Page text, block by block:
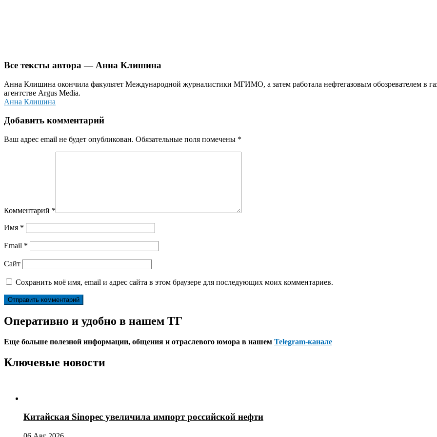
Все тексты автора — Анна Клишина
Анна Клишина окончила факультет Международной журналистики МГИМО, а затем работала нефтегазовым обозревателем в
агентстве Argus Media.
Анна Клишина
Добавить комментарий
Ваш адрес email не будет опубликован. Обязательные поля помечены *
Комментарий *
Имя *
Email *
Сайт
Сохранить моё имя, email и адрес сайта в этом браузере для последующих моих комментариев.
Оперативно и удобно в нашем ТГ
Еще больше полезной информации, общения и отраслевого юмора в нашем Telegram-канале
Ключевые новости
Китайская Sinopec увеличила импорт российской нефти